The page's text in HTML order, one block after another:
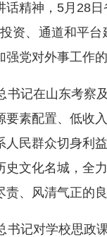
精神，5月28
资、通道和平
强党对外事工作
在山东考察及
要素配置、低收
人民群众切身利
史文化名城，全
责、风清气正的
对学校思政课